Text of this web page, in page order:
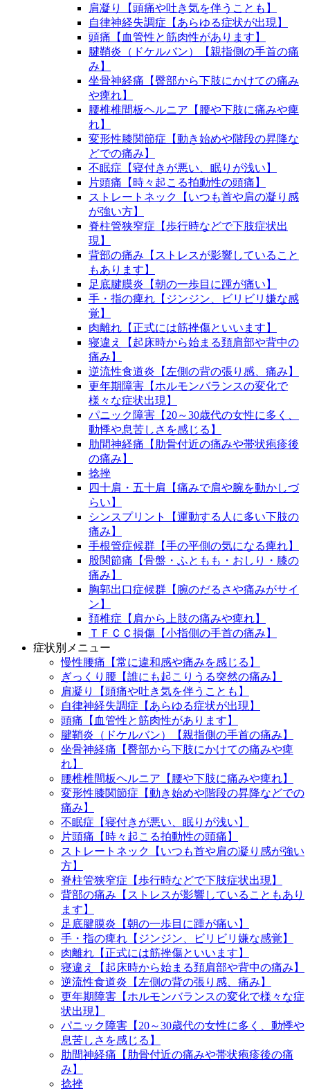
肩凝り【頭痛や吐き気を伴うことも】
自律神経失調症【あらゆる症状が出現】
頭痛【血管性と筋肉性があります】
腱鞘炎（ドケルバン）【親指側の手首の痛
み】
坐骨神経痛【臀部から下肢にかけての痛み
や痺れ】
腰椎椎間板ヘルニア【腰や下肢に痛みや痺
れ】
変形性膝関節症【動き始めや階段の昇降な
どでの痛み】
不眠症【寝付きが悪い、眠りが浅い】
片頭痛【時々起こる拍動性の頭痛】
ストレートネック【いつも首や肩の凝り感
が強い方】
脊柱管狭窄症【歩行時などで下肢症状出
現】
背部の痛み【ストレスが影響していること
もあります】
足底腱膜炎【朝の一歩目に踵が痛い】
手・指の痺れ【ジンジン、ビリビリ嫌な感
覚】
肉離れ【正式には筋挫傷といいます】
寝違え【起床時から始まる頚肩部や背中の
痛み】
逆流性食道炎【左側の背の張り感、痛み】
更年期障害【ホルモンバランスの変化で
様々な症状出現】
パニック障害【20～30歳代の女性に多く、
動悸や息苦しさを感じる】
肋間神経痛【肋骨付近の痛みや帯状疱疹後
の痛み】
捻挫
四十肩・五十肩【痛みで肩や腕を動かしづ
らい】
シンスプリント【運動する人に多い下肢の
痛み】
手根管症候群【手の平側の気になる痺れ】
股関節痛【骨盤・ふともも・おしり・膝の
痛み】
胸郭出口症候群【腕のだるさや痛みがサイ
ン】
頚椎症【肩から上肢の痛みや痺れ】
ＴＦＣＣ損傷【小指側の手首の痛み】
症状別メニュー
慢性腰痛【常に違和感や痛みを感じる】
ぎっくり腰【誰にも起こりうる突然の痛み】
肩凝り【頭痛や吐き気を伴うことも】
自律神経失調症【あらゆる症状が出現】
頭痛【血管性と筋肉性があります】
腱鞘炎（ドケルバン）【親指側の手首の痛み】
坐骨神経痛【臀部から下肢にかけての痛みや痺
れ】
腰椎椎間板ヘルニア【腰や下肢に痛みや痺れ】
変形性膝関節症【動き始めや階段の昇降などでの
痛み】
不眠症【寝付きが悪い、眠りが浅い】
片頭痛【時々起こる拍動性の頭痛】
ストレートネック【いつも首や肩の凝り感が強い
方】
脊柱管狭窄症【歩行時などで下肢症状出現】
背部の痛み【ストレスが影響していることもあり
ます】
足底腱膜炎【朝の一歩目に踵が痛い】
手・指の痺れ【ジンジン、ビリビリ嫌な感覚】
肉離れ【正式には筋挫傷といいます】
寝違え【起床時から始まる頚肩部や背中の痛み】
逆流性食道炎【左側の背の張り感、痛み】
更年期障害【ホルモンバランスの変化で様々な症
状出現】
パニック障害【20～30歳代の女性に多く、動悸や
息苦しさを感じる】
肋間神経痛【肋骨付近の痛みや帯状疱疹後の痛
み】
捻挫